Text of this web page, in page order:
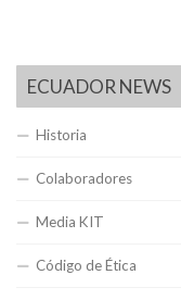
ECUADOR NEWS
Historia
Colaboradores
Media KIT
Código de Ética